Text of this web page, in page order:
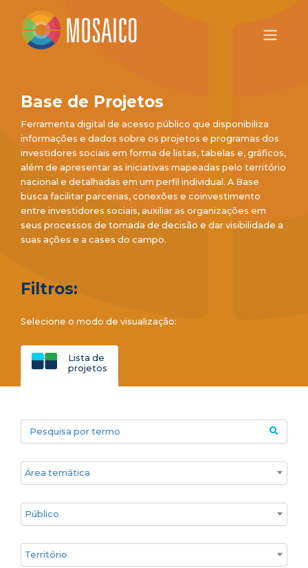
Base de Projetos
Ferramenta digital de acesso público que disponibiliza
informações e dados sobre os projetos e programas dos
investidores sociais em forma de listas, tabelas e, gráficos,
além de apresentar as iniciativas mapeadas pelo território
nacional e detalhadas em um perfil individual. A Base
busca facilitar parcerias, conexões e coinvestimento
entre investidores sociais, auxiliar as organizações em
seus processos de tomada de decisão e dar visibilidade a
suas ações e a cases do campo.
Filtros:
Selecione o modo de visualização:
Lista de
projetos
Pesquisa por termo
Áreas temáticas
Público
Territórios